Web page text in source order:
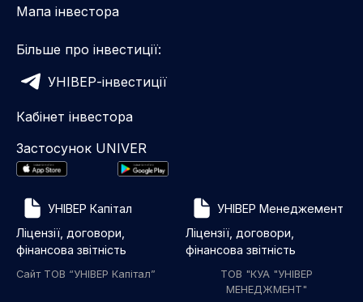
Мапа інвестора
Більше про інвестиції:
УНІВЕР-інвестиції
Кабінет інвестора
Застосунок UNIVER
УНІВЕР Капітал
Ліцензії, договори,
фінансова звітність
Сайт ТОВ “УНІВЕР Капітал”
УНІВЕР Менеджемент
Ліцензії, договори,
фінансова звітність
ТОВ "КУА "УНІВЕР
МЕНЕДЖМЕНТ"